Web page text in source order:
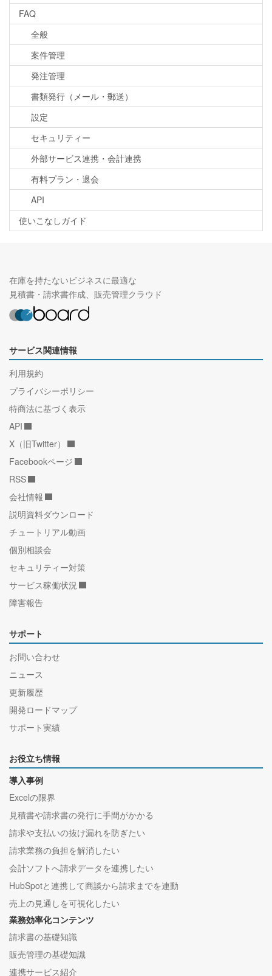
FAQ
全般
案件管理
発注管理
書類発行（メール・郵送）
設定
セキュリティー
外部サービス連携・会計連携
有料プラン・退会
API
使いこなしガイド
在庫を持たないビジネスに最適な
見積書・請求書作成、販売管理クラウド
サービス関連情報
利用規約
プライバシーポリシー
特商法に基づく表示
API
X（旧Twitter）
Facebookページ
RSS
会社情報
説明資料ダウンロード
チュートリアル動画
個別相談会
セキュリティー対策
サービス稼働状況
障害報告
サポート
お問い合わせ
ニュース
更新履歴
開発ロードマップ
サポート実績
お役立ち情報
導入事例
Excelの限界
見積書や請求書の発行に手間がかかる
請求や支払いの抜け漏れを防ぎたい
請求業務の負担を解消したい
会計ソフトへ請求データを連携したい
HubSpotと連携して商談から請求までを連動
売上の見通しを可視化したい
業務効率化コンテンツ
請求書の基礎知識
販売管理の基礎知識
連携サービス紹介